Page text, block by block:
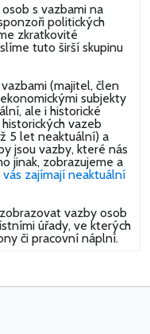
s vazbami na
politických
zkratkovité
tuto širší skupinu
(majitel, člen
subjekty
ale i historické
vazeb
5 let neaktuální) a
jsou vazby, které nás
jinak, zobrazujeme a
vás zajímají neaktuální
vazby osob
úřady, ve kterých
či pracovní náplní.